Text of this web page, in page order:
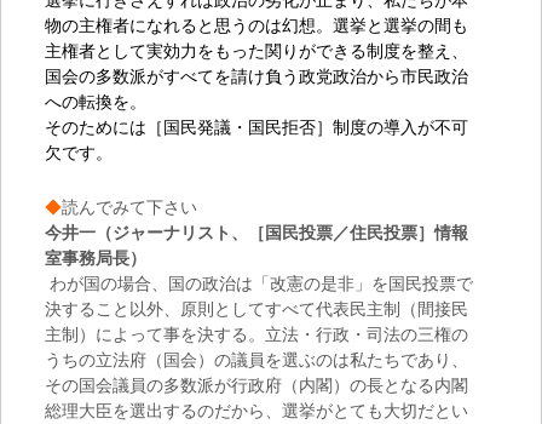
物の主権者になれると思うのは幻想。選挙と選挙の間も
主権者として実効力をもった関りができる制度を整え、
国会の多数派がすべてを請け負う政党政治から市民政治
への転換を。
そのためには［国民発議・国民拒否］制度の導入が不可
欠です。
◆読んでみて下さい
今井一（ジャーナリスト、
［国民投票／住民投票］情報
室事務局長）
わが国の場合、国の政治は「改憲の是非」を国民投票で
決すること以外、原則としてすべて代表民主制（間接民
主制）によって事を決する。立法・行政・司法の三権の
うちの立法府（国会）の議員を選ぶのは私たちであり、
その国会議員の多数派が行政府（内閣）の長となる内閣
総理大臣を選出するのだから、選挙がとても大切だとい